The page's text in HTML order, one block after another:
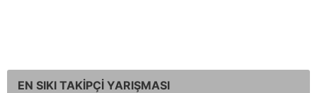
EN SIKI TAKİPÇİ YARIŞMASI